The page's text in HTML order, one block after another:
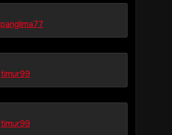
panglima77
timur99
timur99